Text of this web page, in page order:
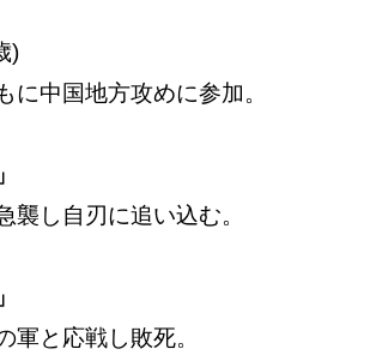
)
に中国地方攻めに参加。
襲し自刃に追い込む。
軍と応戦し敗死。